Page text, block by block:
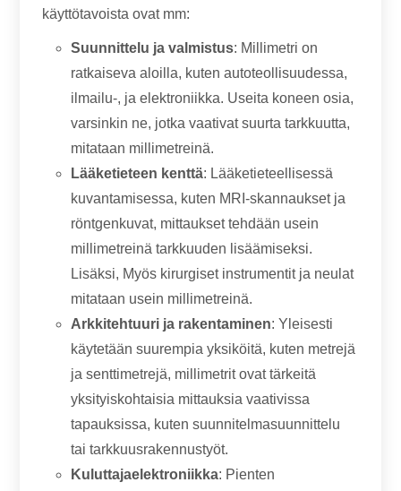
käyttötavoista ovat mm:
Suunnittelu ja valmistus: Millimetri on
ratkaiseva aloilla, kuten autoteollisuudessa,
ilmailu-, ja elektroniikka. Useita koneen osia,
varsinkin ne, jotka vaativat suurta tarkkuutta,
mitataan millimetreinä.
Lääketieteen kenttä: Lääketieteellisessä
kuvantamisessa, kuten MRI-skannaukset ja
röntgenkuvat, mittaukset tehdään usein
millimetreinä tarkkuuden lisäämiseksi.
Lisäksi, Myös kirurgiset instrumentit ja neulat
mitataan usein millimetreinä.
Arkkitehtuuri ja rakentaminen: Yleisesti
käytetään suurempia yksiköitä, kuten metrejä
ja senttimetrejä, millimetrit ovat tärkeitä
yksityiskohtaisia ​​mittauksia vaativissa
tapauksissa, kuten suunnitelmasuunnittelu
tai tarkkuusrakennustyöt.
Kuluttajaelektroniikka: Pienten